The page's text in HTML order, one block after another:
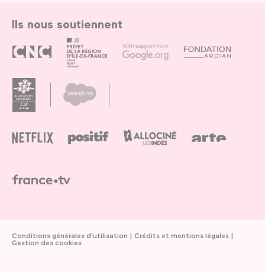
Ils nous soutiennent
Conditions générales d'utilisation
Crédits et mentions légales
Gestion des cookies